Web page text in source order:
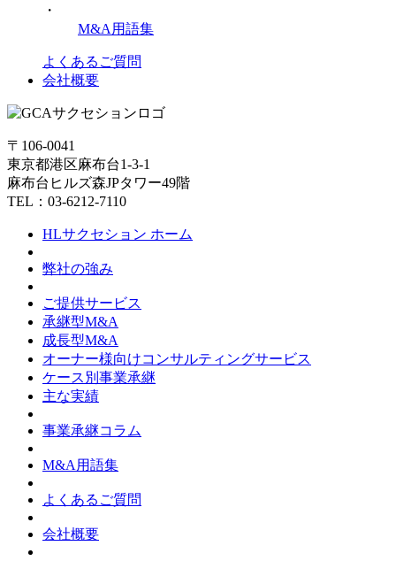
・
M&A用語集
よくあるご質問
会社概要
〒106-0041
東京都港区麻布台1-3-1
麻布台ヒルズ森JPタワー49階
TEL：03-6212-7110
HLサクセション ホーム
弊社の強み
ご提供サービス
承継型M&A
成長型M&A
オーナー様向けコンサルティングサービス
ケース別事業承継
主な実績
事業承継コラム
M&A用語集
よくあるご質問
会社概要